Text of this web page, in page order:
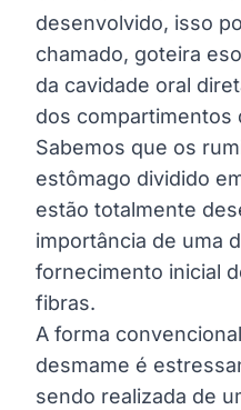
desenvolvido, isso
chamado, goteira
da cavidade oral
dos compartimentos
Sabemos que os
estômago dividido
estão totalmente
importância de uma
fornecimento inicial
fibras.
A forma
desmame é
sendo realizada de